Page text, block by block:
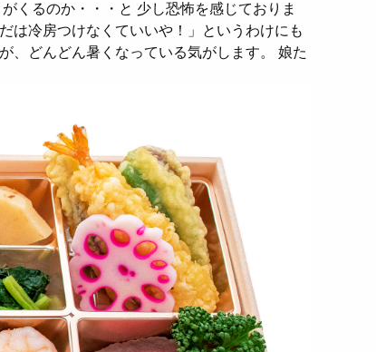
くるのか・・・と 少し恐怖を感じておりま
は冷房つけなくていいや！」というわけにも
、どんどん暑くなっている気がします。 娘た